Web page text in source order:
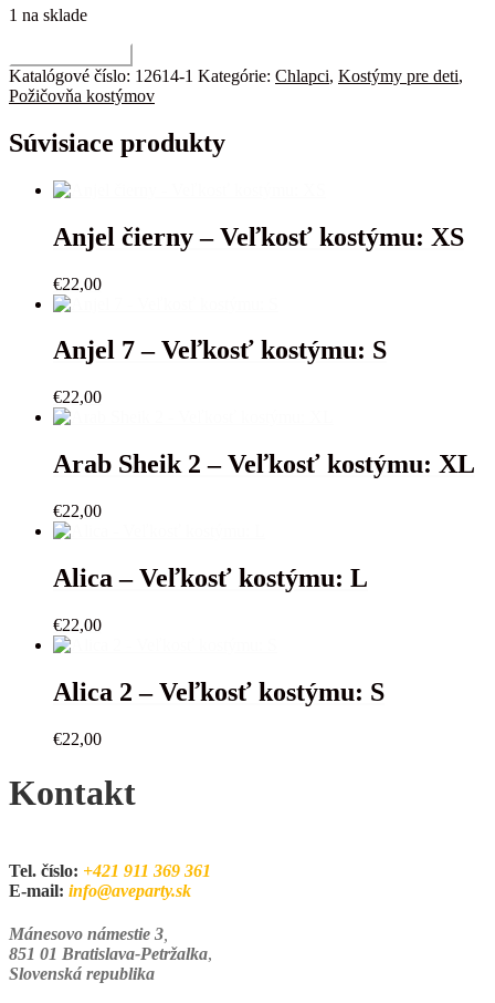
1 na sklade
Harry
Potter
metlobal
-
kostýmu:
Katalógové číslo: 12614-1 Kategórie: Chlapci, Kostýmy pre deti,
Požičovňa kostýmov
Súvisiace produkty
Anjel čierny – Veľkosť kostýmu: XS
€22,00
Anjel 7 – Veľkosť kostýmu: S
€22,00
Arab Sheik 2 – Veľkosť kostýmu: XL
€22,00
Alica – Veľkosť kostýmu: L
€22,00
Alica 2 – Veľkosť kostýmu: S
€22,00
Kontakt
Tel. číslo: +421 911 369 361
E-mail: info@aveparty.sk
Mánesovo námestie 3
851 01 Bratislava-Petržalka,
Slovenská republika